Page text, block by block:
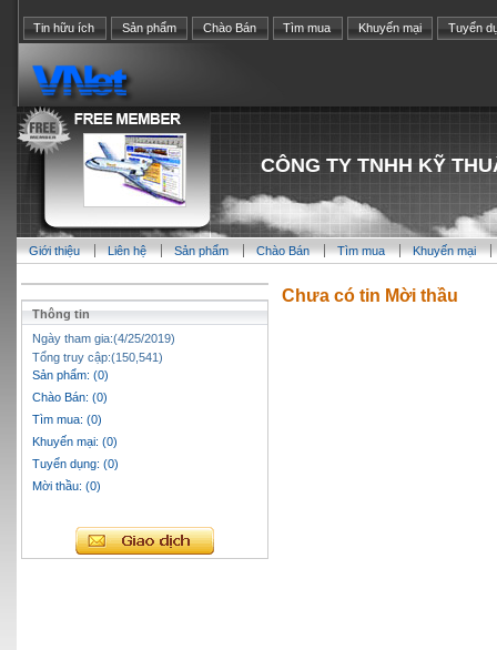
Tin hữu ích Sản phẩm Chào Bán Tìm mua Khuyến mại Tuyển
CÔNG TY TNHH KỸ
Giới thiệu Liên hệ Sản phẩm Chào Bán Tìm mua Khuyến mại
Thông tin
Ngày tham gia:(4/25/2019)
Tổng truy cập:(150,541)
Sản phẩm: (0)
Chào Bán: (0)
Tìm mua: (0)
Khuyến mại: (0)
Tuyển dụng: (0)
Mời thầu: (0)
Chưa có tin Mời thầu